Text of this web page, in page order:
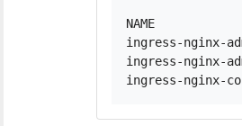
NAME
ingress-nginx-
ingress-nginx-